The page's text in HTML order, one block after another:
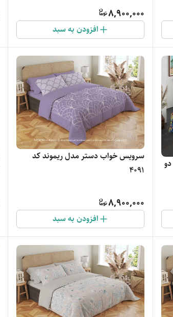
8,900,000
افزودن به سبد
سرویس خواب نرسی مدل MELODY دو
سرویس خواب دستر مدل ریموند کد
4091
8,900,000
افزودن به سبد